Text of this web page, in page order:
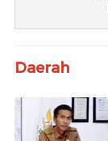
Daerah